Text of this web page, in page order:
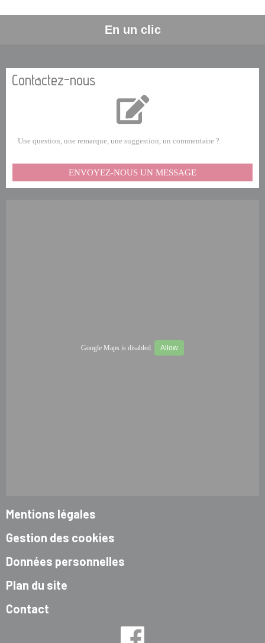
En un clic
Contactez-nous
Une question, une remarque, une suggestion, un commentaire ?
ENVOYEZ-NOUS UN MESSAGE
Google Maps is disabled. Allow
Mentions légales
Gestion des cookies
Données personnelles
Plan du site
Contact